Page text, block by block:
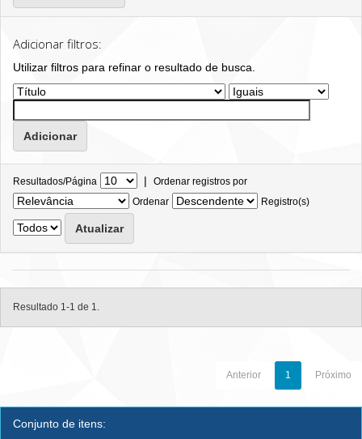
Adicionar filtros:
Utilizar filtros para refinar o resultado de busca.
Resultados/Página | Ordenar registros por
Ordenar
Registro(s)
Resultado 1-1 de 1.
Anterior 1 Próximo
Conjunto de itens: